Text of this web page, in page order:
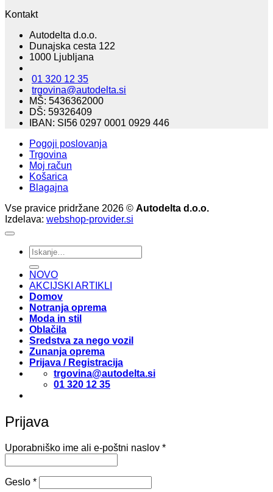
Kontakt
Autodelta d.o.o.
Dunajska cesta 122
1000 Ljubljana
01 320 12 35
trgovina@autodelta.si
MŠ: 5436362000
DŠ: 59326409
IBAN: SI56 0297 0001 0929 446
Pogoji poslovanja
Trgovina
Moj račun
Košarica
Blagajna
Vse pravice pridržane 2026 © Autodelta d.o.o.
Izdelava: webshop-provider.si
Išči:
NOVO
AKCIJSKI ARTIKLI
Domov
Notranja oprema
Moda in stil
Oblačila
Sredstva za nego vozil
Zunanja oprema
Prijava / Registracija
trgovina@autodelta.si
01 320 12 35
Prijava
Uporabniško ime ali e-poštni naslov *Zahtevano
Geslo *Zahtevano